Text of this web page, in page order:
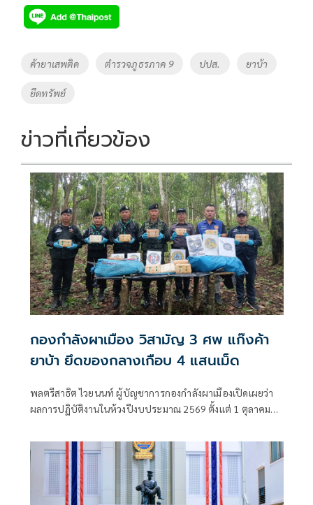
e
b
o
o
k
tt
er
p
y
Li
Tags
ค้ายาเสพติด ตำรวจภูธรภาค 9 ปปส. ยาบ้า
ยึดทรัพย์
ข่าวที่เกี่ยวข้อง
กองกำลังผาเมือง วิสามัญ 3 ศพ แก๊งค้า
ยาบ้า ยึดของกลางเกือบ 4 แสนเม็ด
พลตรีสาธิต ไวยนนท์ ผู้บัญชาการกองกำลังผาเมืองเปิดเผยว่า
ผลการปฏิบัติงานในห้วงปีงบประมาณ 2569 ตั้งแต่ 1 ตุลาคม
สูงกว่าช่วงเดียวกันของปีก่อน จับกุมผู้ต้องหาได้ 428 คน